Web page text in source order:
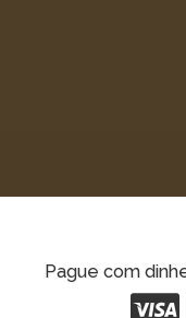
Pague com